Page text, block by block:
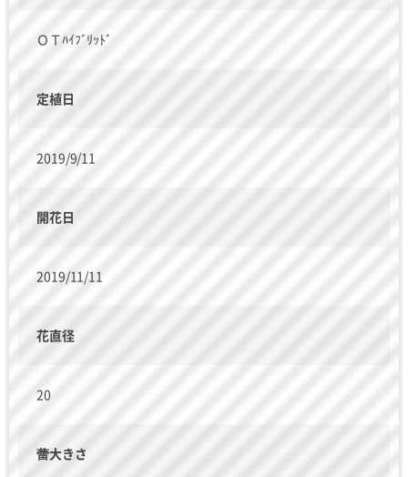
ＯＴﾊｲﾌﾞﾘｯﾄﾞ
定植日
2019/9/11
開花日
2019/11/11
花直径
20
蕾大きさ